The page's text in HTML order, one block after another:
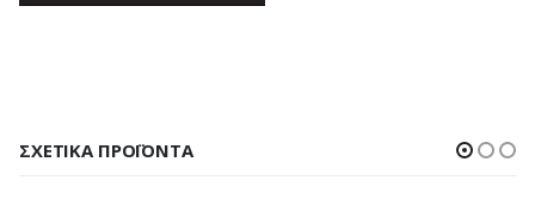
ΣΧΕΤΙΚΆ ΠΡΟΪΌΝΤΑ